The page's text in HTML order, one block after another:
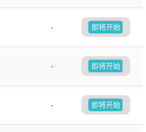
-
即将开始
-
即将开始
-
即将开始